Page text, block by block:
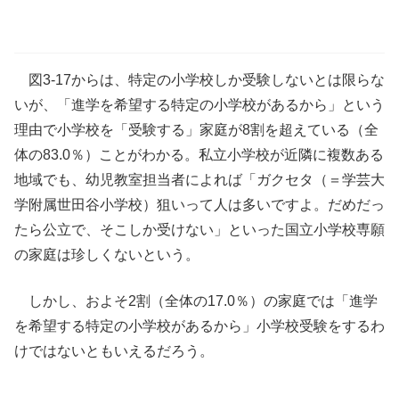
図3-17からは、特定の小学校しか受験しないとは限らな
いが、「進学を希望する特定の小学校があるから」という
理由で小学校を「受験する」家庭が8割を超えている（全
体の83.0％）ことがわかる。私立小学校が近隣に複数ある
地域でも、幼児教室担当者によれば「ガクセタ（＝学芸大
学附属世田谷小学校）狙いって人は多いですよ。だめだっ
たら公立で、そこしか受けない」といった国立小学校専願
の家庭は珍しくないという。
しかし、およそ2割（全体の17.0％）の家庭では「進学
を希望する特定の小学校があるから」小学校受験をするわ
けではないともいえるだろう。